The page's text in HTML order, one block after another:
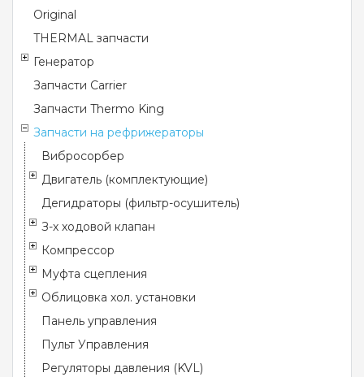
Original
THERMAL запчасти
Генератор
Запчасти Carrier
Запчасти Thermo King
Запчасти на рефрижераторы
Вибросорбер
Двигатель (комплектующие)
Дегидраторы (фильтр-осушитель)
З-х ходовой клапан
Компрессор
Муфта сцепления
Облицовка хол. установки
Панель управления
Пульт Управления
Регуляторы давления (KVL)